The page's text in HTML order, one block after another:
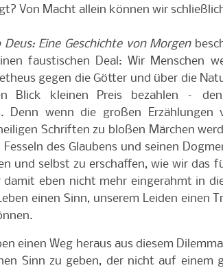
Von Macht allein können wir
Eine Geschichte von Morgen
faustischen Deal: Wir Menschen
gegen die Götter und über die
Blick kleinen Preis bezahlen –
Denn wenn die großen
Schriften zu bloßen Märchen
des Glaubens und seinen
und selbst zu erschaffen, wie wir das
damit eben nicht mehr eingerahmt in
einen Sinn, unserem Leiden einen
einen Weg heraus aus diesem
Sinn zu geben, der nicht auf einem